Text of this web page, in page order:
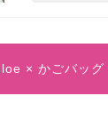
× かごバッグ